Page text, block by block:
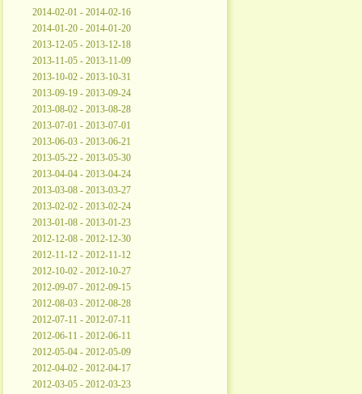
2014-02-01 - 2014-02-16
2014-01-20 - 2014-01-20
2013-12-05 - 2013-12-18
2013-11-05 - 2013-11-09
2013-10-02 - 2013-10-31
2013-09-19 - 2013-09-24
2013-08-02 - 2013-08-28
2013-07-01 - 2013-07-01
2013-06-03 - 2013-06-21
2013-05-22 - 2013-05-30
2013-04-04 - 2013-04-24
2013-03-08 - 2013-03-27
2013-02-02 - 2013-02-24
2013-01-08 - 2013-01-23
2012-12-08 - 2012-12-30
2012-11-12 - 2012-11-12
2012-10-02 - 2012-10-27
2012-09-07 - 2012-09-15
2012-08-03 - 2012-08-28
2012-07-11 - 2012-07-11
2012-06-11 - 2012-06-11
2012-05-04 - 2012-05-09
2012-04-02 - 2012-04-17
2012-03-05 - 2012-03-23